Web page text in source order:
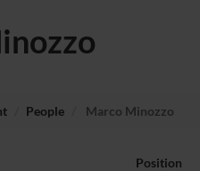
People Marco Minozzo
Position